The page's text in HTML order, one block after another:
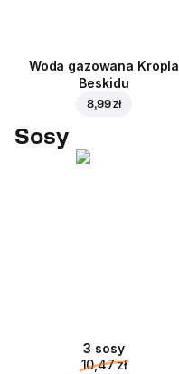
Woda gazowana Kropla
Beskidu
8,99 zł
Sosy
3 sosy
10,47 zł